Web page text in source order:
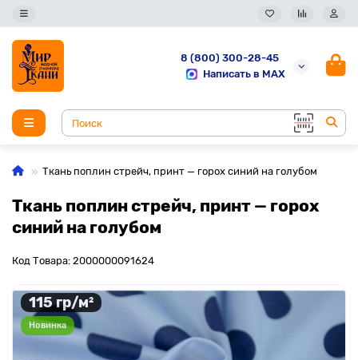
8 (800) 300-28-45
Написать в MAX
Ткань поплин стрейч, принт — горох синий на голубом
Ткань поплин стрейч, принт — горох
синий на голубом
Код Товара: 2000000091624
115 гр/м²
Новинка